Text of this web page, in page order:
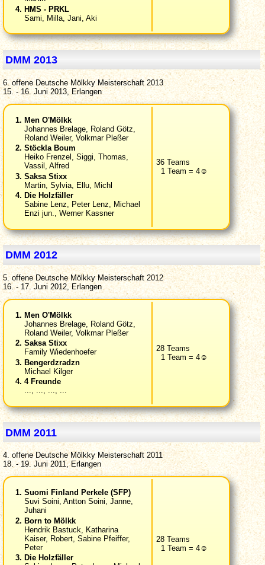
HMS - PRKL
Sami, Milla, Jani, Aki
DMM 2013
6. offene Deutsche Mölkky Meisterschaft 2013
15. - 16. Juni 2013, Erlangen
Men O'Mölkk
Johannes Brelage, Roland Götz,
Roland Weiler, Volkmar Pleßer
Stöckla Boum
Heiko Frenzel, Siggi, Thomas,
Vassil, Alfred
Saksa Stixx
Martin, Sylvia, Ellu, Michl
Die Holzfäller
Sabine Lenz, Peter Lenz, Michael
Enzi jun., Werner Kassner
36 Teams
1 Team = 4☺
DMM 2012
5. offene Deutsche Mölkky Meisterschaft 2012
16. - 17. Juni 2012, Erlangen
Men O'Mölkk
Johannes Brelage, Roland Götz,
Roland Weiler, Volkmar Pleßer
Saksa Stixx
Family Wiedenhoefer
Bengerdzradzn
Michael Kilger
4 Freunde
..., ..., ..., ...
28 Teams
1 Team = 4☺
DMM 2011
4. offene Deutsche Mölkky Meisterschaft 2011
18. - 19. Juni 2011, Erlangen
Suomi Finland Perkele (SFP)
Suvi Soini, Antton Soini, Janne,
Juhani
Born to Mölkk
Hendrik Bastuck, Katharina
Kaiser, Robert, Sabine Pfeiffer,
Peter
Die Holzfäller
28 Teams
1 Team = 4☺